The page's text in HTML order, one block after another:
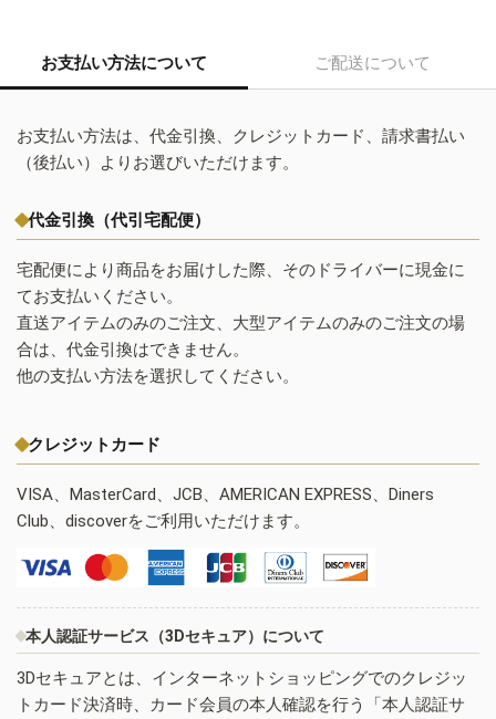
お支払い方法について ご配送について
お支払い方法は、代金引換、クレジットカード、請求書払い
（後払い）よりお選びいただけます。
代金引換（代引宅配便）
宅配便により商品をお届けした際、そのドライバーに現金に
てお支払いください。
直送アイテムのみのご注文、大型アイテムのみのご注文の場
合は、代金引換はできません。
他の支払い方法を選択してください。
クレジットカード
VISA、MasterCard、JCB、AMERICAN EXPRESS、Diners
Club、discoverをご利用いただけます。
本人認証サービス（3Dセキュア）について
3Dセキュアとは、インターネットショッピングでのクレジッ
トカード決済時、カード会員の本人確認を行う「本人認証サ